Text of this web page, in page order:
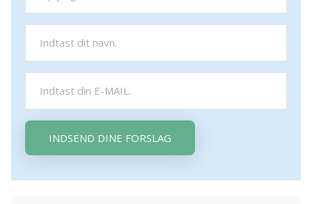
INDSEND DINE FORSLAG